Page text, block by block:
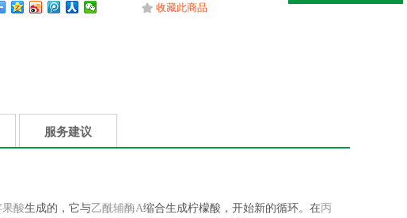
收藏此商品
服务建议
果酸生成的，它与乙酰辅酶A缩合生成柠檬酸，开始新的循环。在丙